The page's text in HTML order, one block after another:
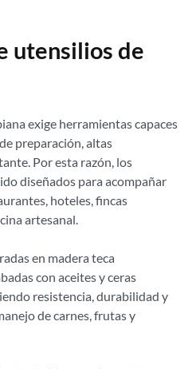
utensilios de
exige herramientas capaces
preparación, altas
Por esta razón, los
diseñados para acompañar
hoteles, fincas
artesanal.
en madera teca
con aceites y ceras
resistencia, durabilidad y
de carnes, frutas y